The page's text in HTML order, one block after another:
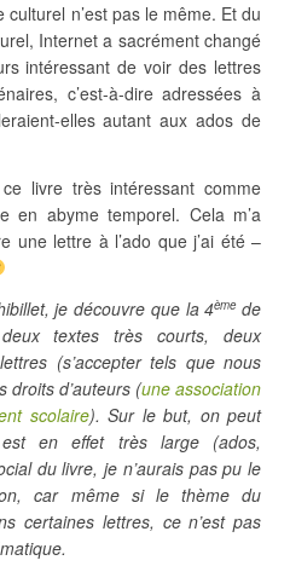
n’est pas le même. Et du
Internet a sacrément changé
intéressant de voir des lettres
c’est-à-dire adressées à
elles autant aux ados de
livre très intéressant comme
en abyme temporel. Cela m’a
une lettre à l’ado que j’ai été –
je découvre que la 4èmede
textes très courts, deux
(s’accepter tels que nous
droits d’auteurs (une association
scolaire). Sur le but, on peut
en effet très large (ados,
du livre, je n’aurais pas pu le
car même si le thème du
certaines lettres, ce n’est pas